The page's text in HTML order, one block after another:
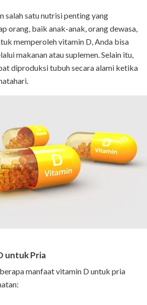
salah satu nutrisi penting yang
orang, baik anak-anak, orang dewasa,
memperoleh vitamin D, Anda bisa
makanan atau suplemen. Selain itu,
diproduksi tubuh secara alami ketika
untuk Pria
manfaat vitamin D untuk pria